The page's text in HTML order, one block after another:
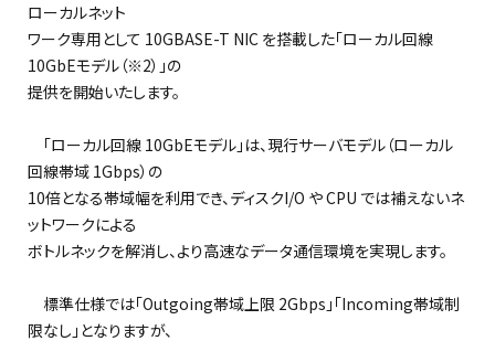
ローカルネット
ワーク専用として 10GBASE-T NIC を搭載した「ローカル回線
10GbEモデル（※2）」の
提供を開始いたします。
「ローカル回線 10GbEモデル」は、現行サーバモデル（ローカル
回線帯域 1Gbps）の
10倍となる帯域幅を利用でき、ディスクI/O や CPU では補えないネ
ットワークによる
ボトルネックを解消し、より高速なデータ通信環境を実現します。
標準仕様では「Outgoing帯域上限 2Gbps」「Incoming帯域制
限なし」となりますが、